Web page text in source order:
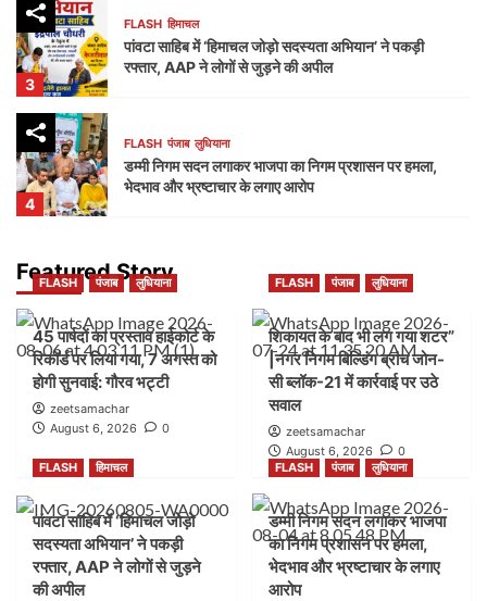
3
FLASH हिमाचल
पांवटा साहिब में ‘हिमाचल जोड़ो सदस्यता अभियान’ ने पकड़ी
रफ्तार, AAP ने लोगों से जुड़ने की अपील
4
FLASH पंजाब लुधियाना
डम्मी निगम सदन लगाकर भाजपा का निगम प्रशासन पर हमला,
भेदभाव और भ्रष्टाचार के लगाए आरोप
5
FLASH
नक्शा भी आया सामने” | ब्लॉक-37 में 2000 गज की कथित
FLASH पंजाब
45 पार्षदों का प्रस्ताव हाईकोर्ट के रिकॉर्ड पर लिया गया, 7
अगस्त को होगी सुनवाई: गौरव भट्टी
2
FLASH पंजाब लुधियाना
शिकायत के बाद भी लग गया शटर” |नगर निगम बिल्डिंग ब्रांच
जोन-सी ब्लॉक-21 में कार्रवाई पर उठे सवाल
Featured Story
FLASH पंजाब लुधियाना
45 पार्षदों का प्रस्ताव हाईकोर्ट के
रिकॉर्ड पर लिया गया, 7 अगस्त को
होगी सुनवाई: गौरव भट्टी
zeetsamachar
August 6, 2026
0
FLASH पंजाब लुधियाना
शिकायत के बाद भी लग गया शटर”
|नगर निगम बिल्डिंग ब्रांच जोन-
सी ब्लॉक-21 में कार्रवाई पर उठे
सवाल
zeetsamachar
August 6, 2026
0
FLASH
हिमाचल
पांवटा साहिब में ‘हिमाचल जोड़ो
सदस्यता अभियान’ ने पकड़ी
रफ्तार, AAP ने लोगों से जुड़ने
की अपील
FLASH पंजाब लुधियाना
डम्मी निगम सदन लगाकर भाजपा
का निगम प्रशासन पर हमला,
भेदभाव और भ्रष्टाचार के लगाए
आरोप